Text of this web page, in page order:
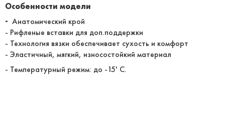
Особенности модели
- Анатомический крой
- Рифленые вставки для доп.поддержки
- Технология вязки обеспечивает сухость и комфорт
- Эластичный, мягкий, износостойкий материал
- Температурный режим: до -15' С.